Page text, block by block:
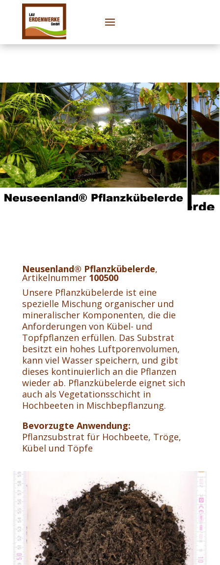
Neusenland® Pflanzkübelerde,
Artikelnummer 100500
Unsere Pflanzkübelerde ist eine
spezielle Mischung organischer und
mineralischer Komponenten, die die
Anforderungen von Kübel- und
Topfpflanzen erfüllen. Das Substrat
besitzt ein hohes Luftporenvolumen,
kann viel Wasser speichern, und gibt
dieses kontinuierlich an die Pflanzen
wieder ab. Pflanzkübelerde eignet sich
auch als Vegetationsschicht in
Hochbeeten in Mischbepflanzung.
Bevorzugte Anwendung:
Pflanzsubstrat für Hochbeete, Tröge,
Kübel und Töpfe